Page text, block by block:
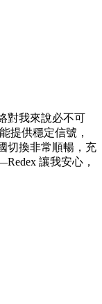
對我來說必不可
提供穩定信號，
切換非常順暢，充
讓我安心，